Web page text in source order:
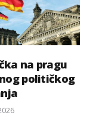
na pragu
političkog